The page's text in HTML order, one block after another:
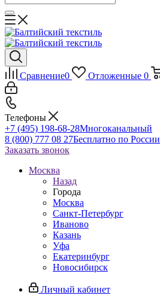
Сравнение0 Отложенные 0
Телефоны
+7 (495) 198-68-28Многоканальный
8 (800) 777 08 27Бесплатно по России
Заказать звонок
Москва
Назад
Города
Москва
Санкт-Петербург
Иваново
Казань
Уфа
Екатеринбург
Новосибирск
Личный кабинет